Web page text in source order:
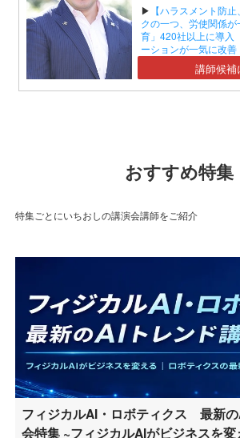
▶ 【ハラスメント防
クの一つ、労使関係
育」420社以上に導入
ーションが一気に改
ーションセミナー』】
講師候補
おすすめ特集
特集ごとにいちおしの講演会講師をご紹介
フィジカルAI・ロボティクス 最新
会特集 ~フィジカルAIがビジネスを